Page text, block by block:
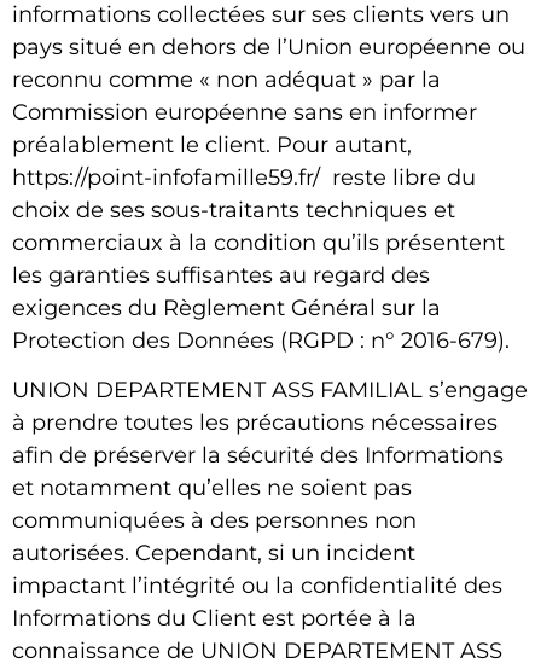
informations collectées sur ses clients vers un
pays situé en dehors de l’Union européenne ou
reconnu comme « non adéquat » par la
Commission européenne sans en informer
préalablement le client. Pour autant,
https://point-infofamille59.fr/ reste libre du
choix de ses sous-traitants techniques et
commerciaux à la condition qu’ils présentent
les garanties suffisantes au regard des
exigences du Règlement Général sur la
Protection des Données (RGPD : n° 2016-679).
UNION DEPARTEMENT ASS FAMILIAL s’engage
à prendre toutes les précautions nécessaires
afin de préserver la sécurité des Informations
et notamment qu’elles ne soient pas
communiquées à des personnes non
autorisées. Cependant, si un incident
impactant l’intégrité ou la confidentialité des
Informations du Client est portée à la
connaissance de UNION DEPARTEMENT ASS